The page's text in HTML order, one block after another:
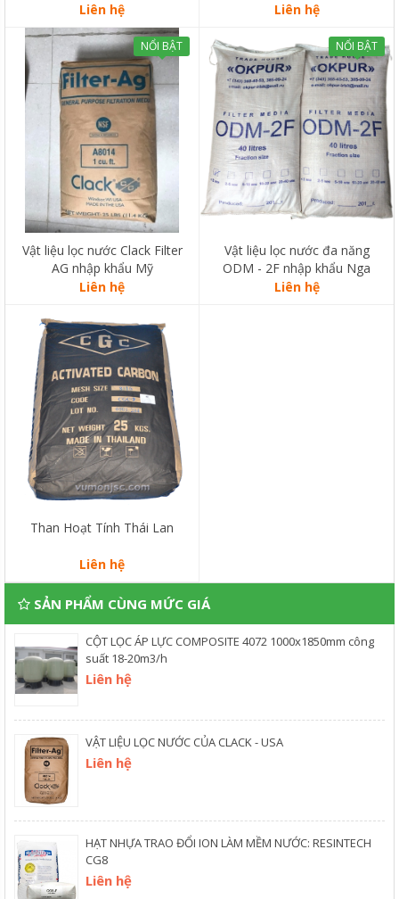
Liên hệ Liên hệ
NỔI BẬT
Vật liệu lọc nước Clack Filter
AG nhập khẩu Mỹ
Liên hệ
NỔI BẬT
Vật liệu lọc nước đa năng
ODM - 2F nhập khẩu Nga
Liên hệ
Than Hoạt Tính Thái Lan
Liên hệ
SẢN PHẨM CÙNG MỨC GIÁ
CỘT LỌC ÁP LỰC COMPOSITE 4072 1000x1850mm công
suất 18-20m3/h
Liên hệ
VẬT LIỆU LỌC NƯỚC CỦA CLACK - USA
Liên hệ
HẠT NHỰA TRAO ĐỔI ION LÀM MỀM NƯỚC: RESINTECH
CG8
Liên hệ